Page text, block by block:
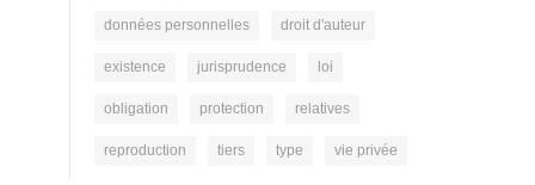
données personnelles droit d'auteur
existence jurisprudence loi
obligation protection relatives
reproduction tiers type vie privée